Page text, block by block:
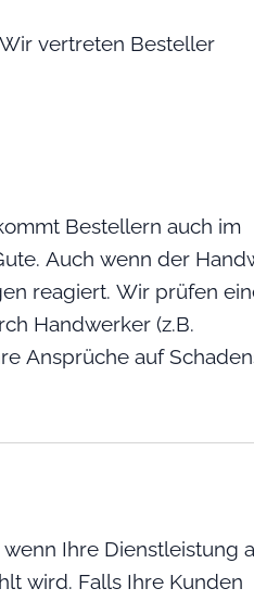
vertreten Besteller
Bestellern auch im
Auch wenn der
reagiert. Wir prüfen
Handwerker (z.B.
Ansprüche auf
Ihre Dienstleistung
wird. Falls Ihre Kunden